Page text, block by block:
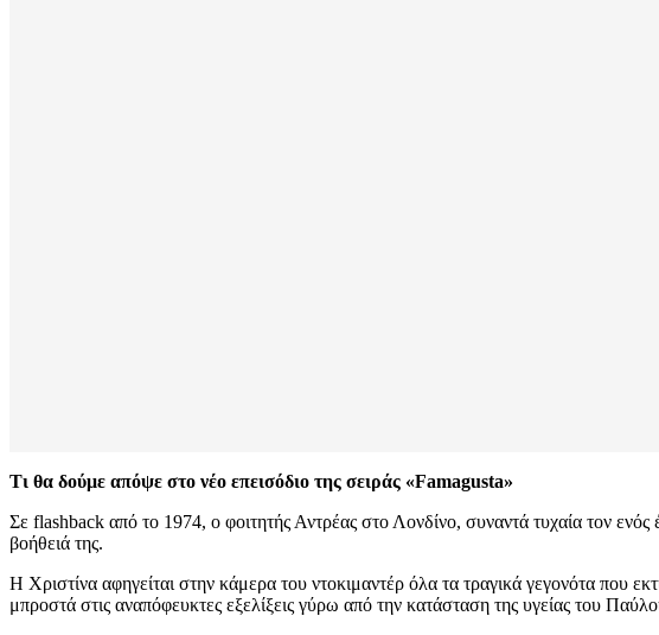
Τι θα δούμε απόψε στο νέο επεισόδιο της σειράς «Famagusta»
Σε flashback από το 1974, ο φοιτητής Αντρέας στο Λονδίνο, συναντά τυχαία τον
βοήθειά της.
Η Χριστίνα αφηγείται στην κάμερα του ντοκιμαντέρ όλα τα τραγικά γεγονότα που
μπροστά στις αναπόφευκτες εξελίξεις γύρω από την κατάσταση της υγείας του